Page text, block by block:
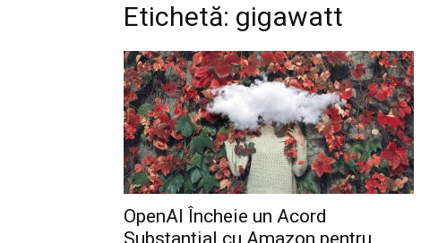
Tehnică
Etichetă: gigawatt
OpenAI Încheie un Acord
Substanțial cu Amazon pentru